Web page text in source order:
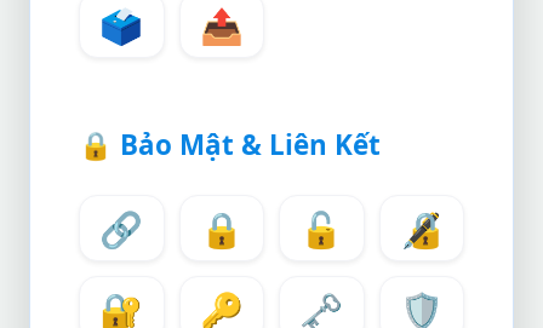
🗳️
📤
🔒 Bảo Mật & Liên Kết
🔗 🔒 🔓
🔏
🔐
🔑 🗝️
🛡️